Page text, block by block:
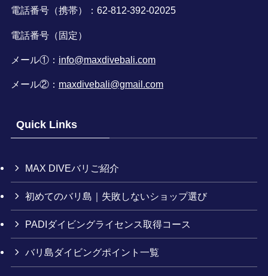
電話番号（携帯）：62-812-392-02025
電話番号（固定）
メール①： info@maxdivebali.com
メール②： maxdivebali@gmail.com
Quick Links
MAX DIVEバリご紹介
初めてのバリ島｜失敗しないショップ選び
PADIダイビングライセンス取得コース
バリ島ダイビングポイント一覧